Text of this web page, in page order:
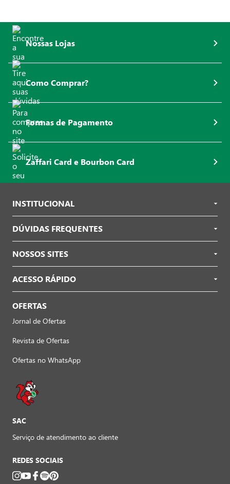
Nossas Lojas
Como Comprar?
Formas de Pagamento
Zaffari Card e Bourbon Card
INSTITUCIONAL
DÚVIDAS FREQUENTES
NOSSOS SITES
ACESSO RÁPIDO
OFERTAS
Jornal de Ofertas
Revista de Ofertas
Ofertas no WhatsApp
SAC
Serviço de atendimento ao cliente
REDES SOCIAIS